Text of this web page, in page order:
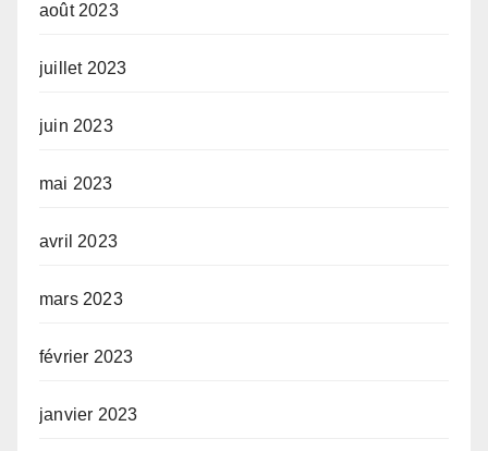
août 2023
juillet 2023
juin 2023
mai 2023
avril 2023
mars 2023
février 2023
janvier 2023